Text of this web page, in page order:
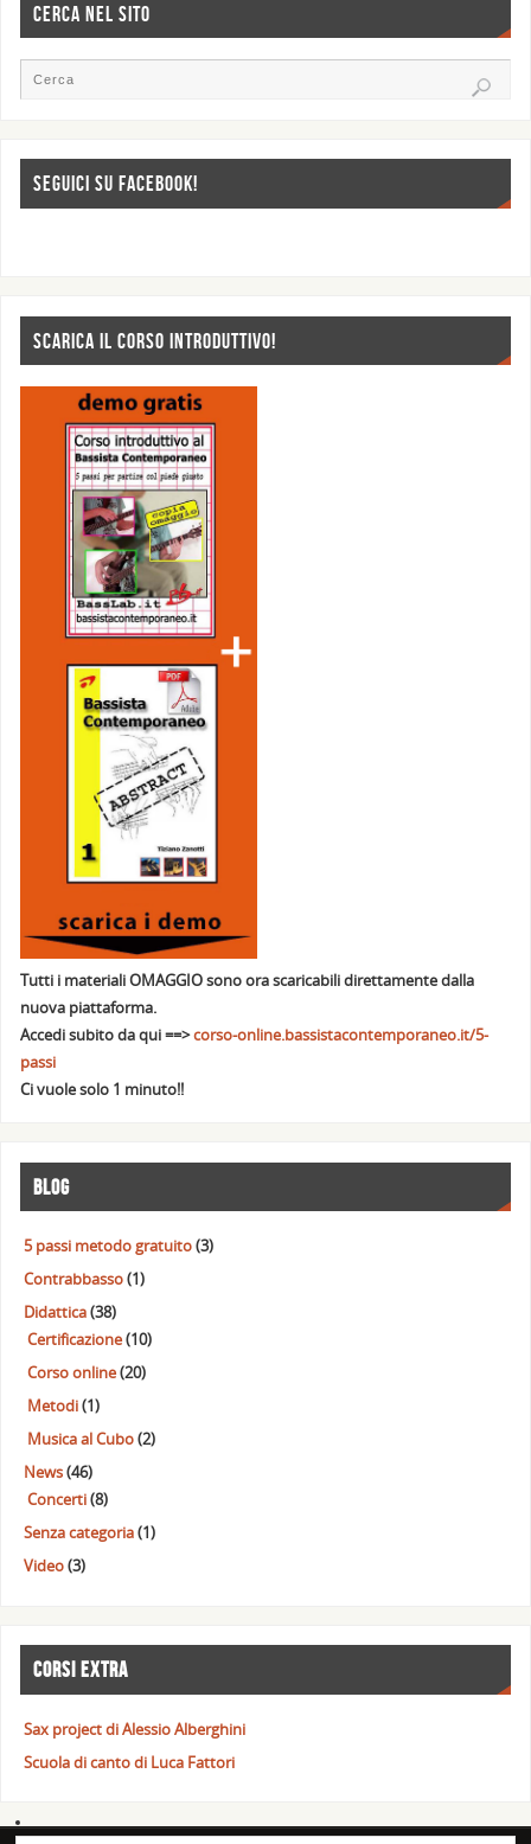
CERCA NEL SITO
SEGUICI SU FACEBOOK!
SCARICA IL CORSO INTRODUTTIVO!
Tutti i materiali OMAGGIO sono ora scaricabili direttamente dalla
nuova piattaforma.
Accedi subito da qui ==>corso-online.bassistacontemporaneo.it/5-
passi
Ci vuole solo 1 minuto!!
BLOG
5 passi metodo gratuito(3)
Contrabbasso(1)
Didattica(38)
Certificazione(10)
Corso online(20)
Metodi(1)
Musica al Cubo(2)
News(46)
Concerti(8)
Senza categoria(1)
Video(3)
CORSI EXTRA
Sax project di Alessio Alberghini
Scuola di canto di Luca Fattori